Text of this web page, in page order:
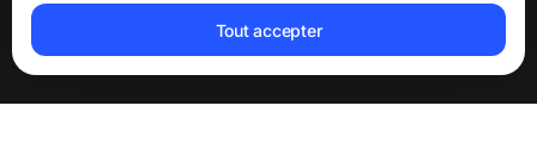
Tout accepter
Supprimer le compte et les données